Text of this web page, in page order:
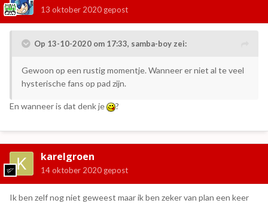
13 oktober 2020 gepost
Op 13-10-2020 om 17:33, samba-boy zei:
Gewoon op een rustig momentje. Wanneer er niet al te veel
hysterische fans op pad zijn.
En wanneer is dat denk je ?
karelgroen
14 oktober 2020 gepost
Ik ben zelf nog niet geweest maar ik ben zeker van plan een keer